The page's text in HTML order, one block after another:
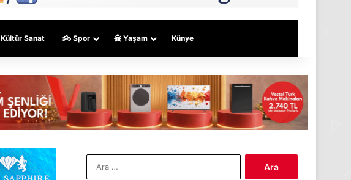
Kültür Sanat Spor Yaşam Künye